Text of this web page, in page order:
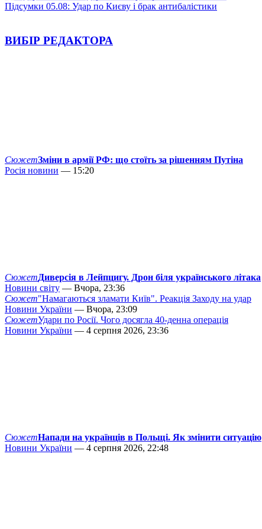
Підсумки 05.08: Удар по Києву і брак антибалістики
ВИБІР РЕДАКТОРА
СюжетЗміни в армії РФ: що стоїть за рішенням Путіна
Росія новини — 15:20
СюжетДиверсія в Лейпцигу. Дрон біля українського літака
Новини світу — Вчора, 23:36
Сюжет"Намагаються зламати Київ". Реакція Заходу на удар
Новини України — Вчора, 23:09
СюжетУдари по Росії. Чого досягла 40-денна операція
Новини України — 4 серпня 2026, 23:36
СюжетНапади на українців в Польщі. Як змінити ситуацію
Новини України — 4 серпня 2026, 22:48